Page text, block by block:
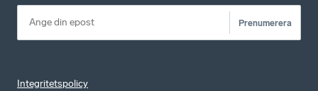
Prenumerera
Integritetspolicy